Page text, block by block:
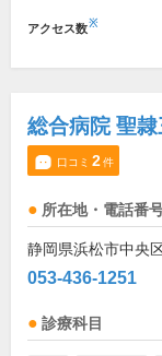
アクセス数※
総合病院 聖
口コミ 2件
所在地・電話番
静岡県浜松市中央
053-436-1251
診療科目